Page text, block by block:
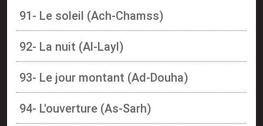
91- Le soleil (Ach-Chamss)
92- La nuit (Al-Layl)
93- Le jour montant (Ad-Douha)
94- L'ouverture (As-Sarh)